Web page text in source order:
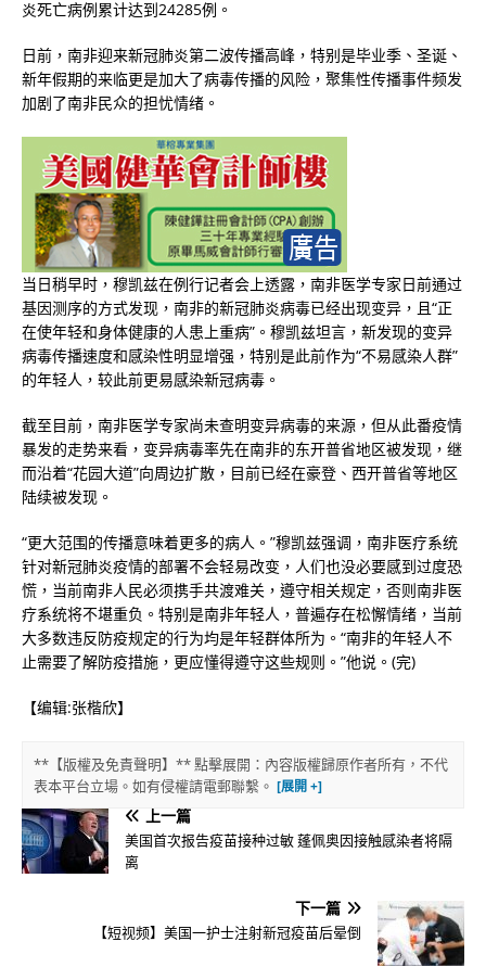
炎死亡病例累计达到24285例。
日前，南非迎来新冠肺炎第二波传播高峰，特别是毕业季、圣诞、
新年假期的来临更是加大了病毒传播的风险，聚集性传播事件频发
加剧了南非民众的担忧情绪。
当日稍早时，穆凯兹在例行记者会上透露，南非医学专家日前通过
基因测序的方式发现，南非的新冠肺炎病毒已经出现变异，且“正
在使年轻和身体健康的人患上重病”。穆凯兹坦言，新发现的变异
病毒传播速度和感染性明显增强，特别是此前作为“不易感染人群”
的年轻人，较此前更易感染新冠病毒。
截至目前，南非医学专家尚未查明变异病毒的来源，但从此番疫情
暴发的走势来看，变异病毒率先在南非的东开普省地区被发现，继
而沿着“花园大道”向周边扩散，目前已经在豪登、西开普省等地区
陆续被发现。
“更大范围的传播意味着更多的病人。”穆凯兹强调，南非医疗系统
针对新冠肺炎疫情的部署不会轻易改变，人们也没必要感到过度恐
慌，当前南非人民必须携手共渡难关，遵守相关规定，否则南非医
疗系统将不堪重负。特别是南非年轻人，普遍存在松懈情绪，当前
大多数违反防疫规定的行为均是年轻群体所为。“南非的年轻人不
止需要了解防疫措施，更应懂得遵守这些规则。”他说。(完)
【编辑:张楷欣】
**【版權及免責聲明】** 點擊展開：內容版權歸原作者所有，不代
表本平台立場。如有侵權請電郵聯繫。
上一篇
美国首次报告疫苗接种过敏 蓬佩奥因接触感染者将隔
离
下一篇
【短视频】美国一护士注射新冠疫苗后晕倒